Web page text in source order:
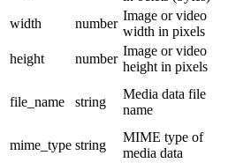
width
number
Image or video
width in pixels
height
number
Image or video
height in pixels
file_name string
Media data file
name
mime_type string
MIME type of
media data